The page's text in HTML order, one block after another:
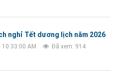
nghỉ Tết dương lịch năm 2026
AM
Đã xem: 914